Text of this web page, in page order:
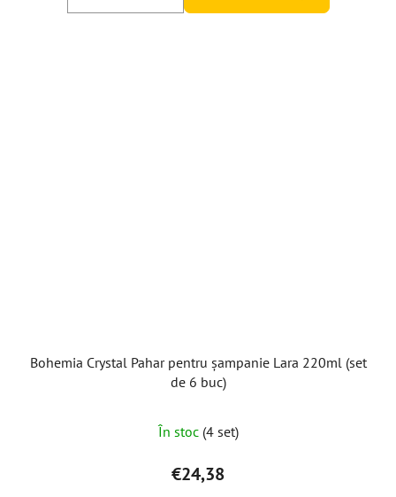
Bohemia Crystal Pahar pentru șampanie Lara 220ml (set
de 6 buc)
În stoc (4 set)
€24,38